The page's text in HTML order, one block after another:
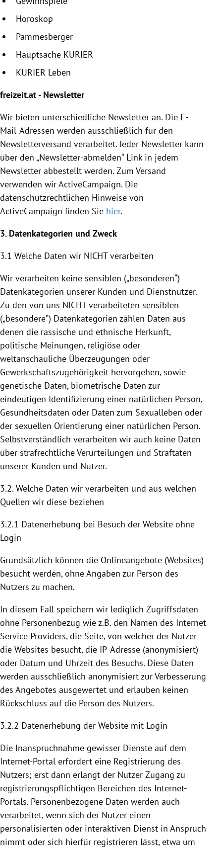
Horoskop
Pammesberger
Hauptsache KURIER
KURIER Leben
freizeit.at - Newsletter
Wir bieten unterschiedliche Newsletter an. Die E-
Mail-Adressen werden ausschließlich für den
Newsletterversand verarbeitet. Jeder Newsletter kann
über den „Newsletter-abmelden“ Link in jedem
Newsletter abbestellt werden. Zum Versand
verwenden wir ActiveCampaign. Die
datenschutzrechtlichen Hinweise von
ActiveCampaign finden Sie hier.
3. Datenkategorien und Zweck
3.1 Welche Daten wir NICHT verarbeiten
Wir verarbeiten keine sensiblen („besonderen“)
Datenkategorien unserer Kunden und Dienstnutzer.
Zu den von uns NICHT verarbeiteten sensiblen
(„besondere“) Datenkategorien zählen Daten aus
denen die rassische und ethnische Herkunft,
politische Meinungen, religiöse oder
weltanschauliche Überzeugungen oder
Gewerkschaftszugehörigkeit hervorgehen, sowie
genetische Daten, biometrische Daten zur
eindeutigen Identifizierung einer natürlichen Person,
Gesundheitsdaten oder Daten zum Sexualleben oder
der sexuellen Orientierung einer natürlichen Person.
Selbstverständlich verarbeiten wir auch keine Daten
über strafrechtliche Verurteilungen und Straftaten
unserer Kunden und Nutzer.
3.2. Welche Daten wir verarbeiten und aus welchen
Quellen wir diese beziehen
3.2.1 Datenerhebung bei Besuch der Website ohne
Login
Grundsätzlich können die Onlineangebote (Websites)
besucht werden, ohne Angaben zur Person des
Nutzers zu machen.
In diesem Fall speichern wir lediglich Zugriffsdaten
ohne Personenbezug wie z.B. den Namen des Internet
Service Providers, die Seite, von welcher der Nutzer
die Websites besucht, die IP-Adresse (anonymisiert)
oder Datum und Uhrzeit des Besuchs. Diese Daten
werden ausschließlich anonymisiert zur Verbesserung
des Angebotes ausgewertet und erlauben keinen
Rückschluss auf die Person des Nutzers.
3.2.2 Datenerhebung der Website mit Login
Die Inanspruchnahme gewisser Dienste auf dem
Internet-Portal erfordert eine Registrierung des
Nutzers; erst dann erlangt der Nutzer Zugang zu
registrierungspflichtigen Bereichen des Internet-
Portals. Personenbezogene Daten werden auch
verarbeitet, wenn sich der Nutzer einen
personalisierten oder interaktiven Dienst in Anspruch
nimmt oder sich hierfür registrieren lässt, etwa um